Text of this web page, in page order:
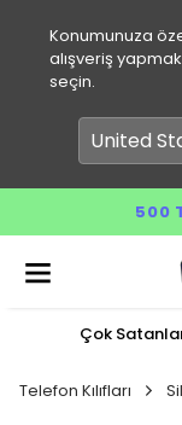
Konumunuza
alışveriş
seçin.
500
Çok
Telefon Kılıfları